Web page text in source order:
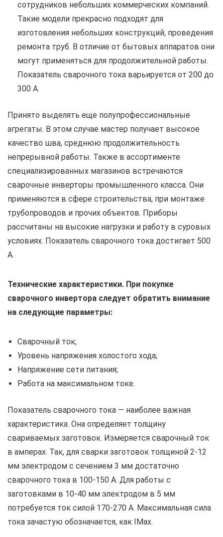
сотрудников небольших коммерческих компаний.
Такие модели прекрасно подходят для
изготовления небольших конструкций, проведения
ремонта труб. В отличие от бытовых аппаратов они
могут применяться для продолжительной работы.
Показатель сварочного тока варьируется от 200 до
300 А.
Принято выделять еще полупрофессиональные
агрегаты. В этом случае мастер получает высокое
качество шва, среднюю продолжительность
непрерывной работы. Также в ассортименте
специализированных магазинов встречаются
сварочные инверторы промышленного класса. Они
применяются в сфере строительства, при монтаже
трубопроводов и прочих объектов. Приборы
рассчитаны на высокие нагрузки и работу в суровых
условиях. Показатель сварочного тока достигает 500
А.
Технические характеристики. При покупке
сварочного инвертора следует обратить внимание
на следующие параметры:
Сварочный ток;
Уровень напряжения холостого хода;
Напряжение сети питания;
Работа на максимальном токе.
Показатель сварочного тока — наиболее важная
характеристика. Она определяет толщину
свариваемых заготовок. Измеряется сварочный ток
в амперах. Так, для сварки заготовок толщиной 2-12
мм электродом с сечением 3 мм достаточно
сварочного тока в 100-150 А. Для работы с
заготовками в 10-40 мм электродом в 5 мм
потребуется ток силой 170-270 А. Максимальная сила
тока зачастую обозначается, как IMax.